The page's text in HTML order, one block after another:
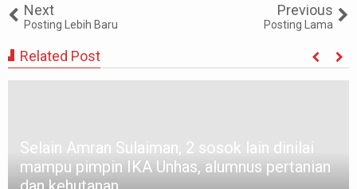
Next
Posting Lebih Baru
Previous
Posting Lama
Related Post
Selain Amran Sulaiman, 2 sosok lain dinilai
mampu pimpin IKA Unhas, alumnus pertanian